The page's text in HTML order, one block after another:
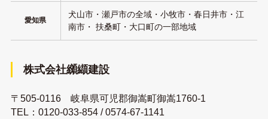
愛知県
犬山市・瀬戸市の全域・小牧市・春日井市・江
南市・ 扶桑町・大口町の一部地域
株式会社纐纈建設
〒505-0116 岐阜県可児郡御嵩町御嵩1760-1
TEL： 0120-033-854/0574-67-1141